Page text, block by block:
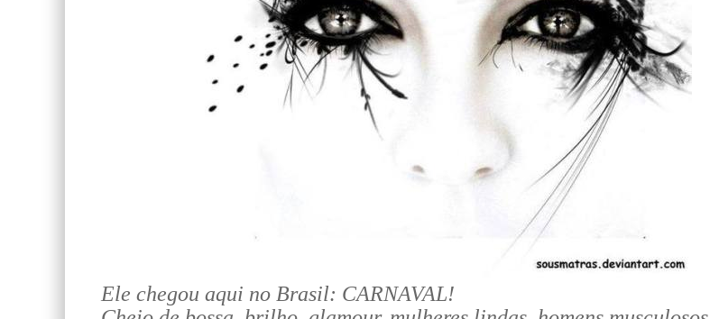
Ele chegou aqui no Brasil: CARNAVAL!